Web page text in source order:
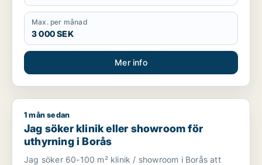
Max. per månad
3 000 SEK
Mer info
Jag söker klinik eller showroom för uthyrning i Borås
1 mån sedan
Jag söker klinik eller showroom för
uthyrning i Borås
Jag söker 60-100 m² klinik / showroom i Borås att